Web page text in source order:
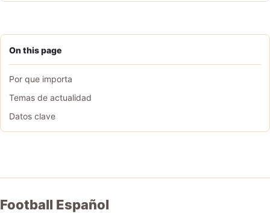
On this page
Por que importa
Temas de actualidad
Datos clave
Football Español